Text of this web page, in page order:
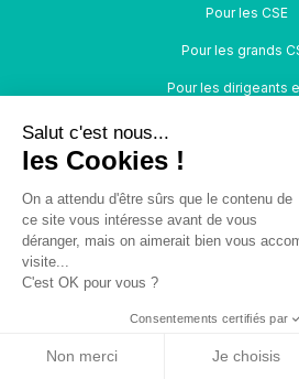
Pour les dirigeants
Pour les CSE
Pour les grands
Chèques-Cadeaux
Salut c'est nous...
les Cookies !
On a attendu d'être sûrs que le contenu de
ce site vous intéresse avant de vous
déranger, mais on aimerait bien vous
visite...
C'est OK pour vous ?
Consentements certifiés par
Non merci Je choisis